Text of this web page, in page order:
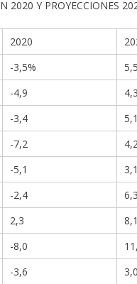
2020 Y PROYECCIONES
2020
-3,5%
-4,9 4,3
-3,4 5,1
-7,2 4,2
-5,1 3,1
-2,4 6,3
2,3 8,1
-8,0
-3,6 3,0